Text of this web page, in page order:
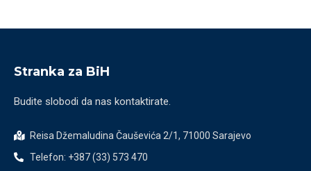
Stranka za BiH
Budite slobodi da nas kontaktirate.
Reisa Džemaludina Čauševića 2/1, 71000 Sarajevo
Telefon: +387 (33) 573 470